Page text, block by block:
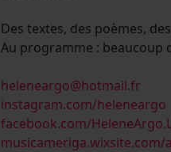
Des textes, des poèmes,
Au programme : beaucoup
heleneargo@hotmail.fr
instagram.com/heleneargo
facebook.com/
musicameriga.wixsite.com/